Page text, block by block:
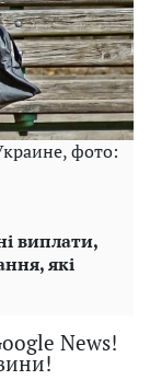
фото:
виплати,
які
News!